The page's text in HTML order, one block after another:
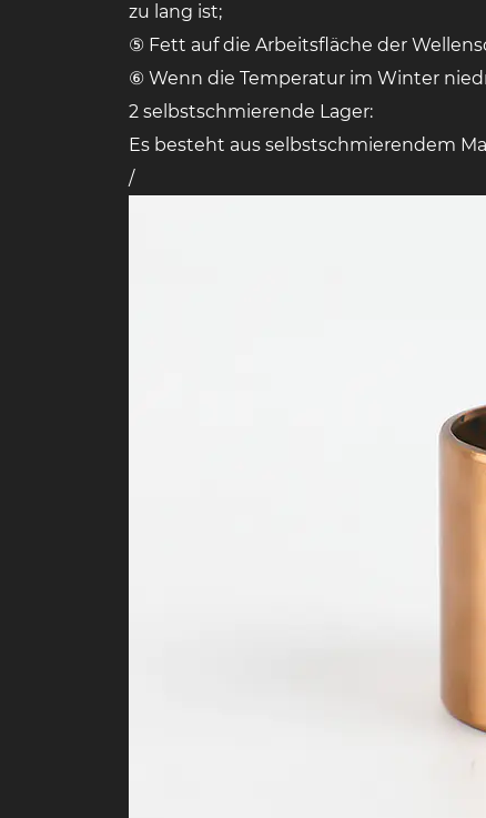
zu lang ist;
⑤ Fett auf die Arbeitsfläche der
⑥ Wenn die Temperatur im Winter
2 selbstschmierende Lager:
Es besteht aus selbstschmierendem
/